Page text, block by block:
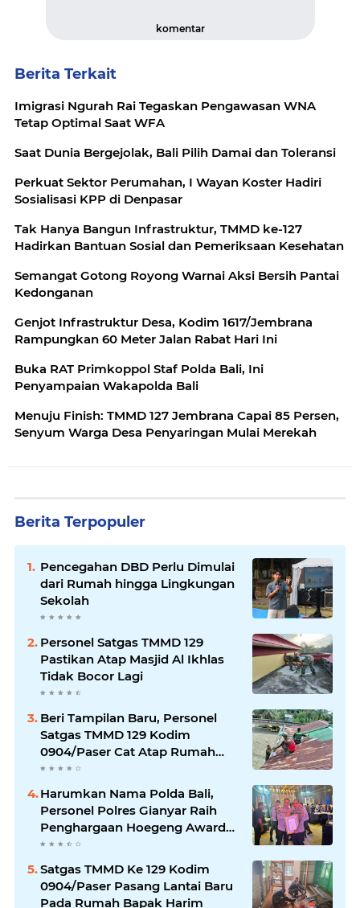
komentar
Berita Terkait
Imigrasi Ngurah Rai Tegaskan Pengawasan WNA
Tetap Optimal Saat WFA
Saat Dunia Bergejolak, Bali Pilih Damai dan Toleransi
Perkuat Sektor Perumahan, I Wayan Koster Hadiri
Sosialisasi KPP di Denpasar
Tak Hanya Bangun Infrastruktur, TMMD ke-127
Hadirkan Bantuan Sosial dan Pemeriksaan Kesehatan
Semangat Gotong Royong Warnai Aksi Bersih Pantai
Kedonganan
Genjot Infrastruktur Desa, Kodim 1617/Jembrana
Rampungkan 60 Meter Jalan Rabat Hari Ini
Buka RAT Primkoppol Staf Polda Bali, Ini
Penyampaian Wakapolda Bali
Menuju Finish: TMMD 127 Jembrana Capai 85 Persen,
Senyum Warga Desa Penyaringan Mulai Merekah
Berita Terpopuler
Pencegahan DBD Perlu Dimulai
dari Rumah hingga Lingkungan
Sekolah
Personel Satgas TMMD 129
Pastikan Atap Masjid Al Ikhlas
Tidak Bocor Lagi
Beri Tampilan Baru, Personel
Satgas TMMD 129 Kodim
0904/Paser Cat Atap Rumah
Marbot
Harumkan Nama Polda Bali,
Personel Polres Gianyar Raih
Penghargaan Hoegeng Awards
2026
Satgas TMMD Ke 129 Kodim
0904/Paser Pasang Lantai Baru
Pada Rumah Bapak Harim